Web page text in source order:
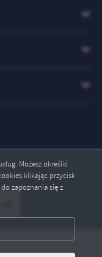
Możesz określić
klikając przycisk
zapoznania się z